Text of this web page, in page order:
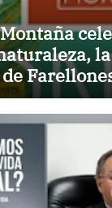
aire libre